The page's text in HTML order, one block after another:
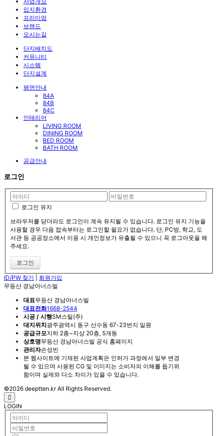
입지환경
프리미엄
브랜드
오시는길
단지배치도
커뮤니티
시스템
단지설계
평면안내
84A
84B
84C
인테리어
LIVING ROOM
DINING ROOM
BED ROOM
BATH ROOM
공급안내
로그인
로그인 유지
브라우저를 닫더라도 로그인이 계속 유지될 수 있습니다. 로그인 유지 기능을
사용할 경우 다음 접속부터는 로그인할 필요가 없습니다. 단, PC방, 학교, 도
서관 등 공공장소에서 이용 시 개인정보가 유출될 수 있으니 꼭 로그아웃을 해
주세요.
ID/PW 찾기
회원가입
무등산 경남아너스빌
대표무등산 경남아너스빌
대표전화1668-2544
시공 / 시행SM스틸(주)
대지위치광주광역시 동구 산수동 67-23번지 일원
공급규모지하 2층~지상 20층, 5개동
상호명무등산 경남아너스빌 공식 홈페이지
관리자손성빈
본 웹사이트에 기재된 사업계획은 인허가 과정에서 일부 변경
될 수 있으며 사용된 CG 및 이미지는 소비자의 이해를 돕기위
함이며 실제와 다소 차이가 있을 수 있습니다.
©2026 deeptten.kr All Rights Reserved.
LOGIN